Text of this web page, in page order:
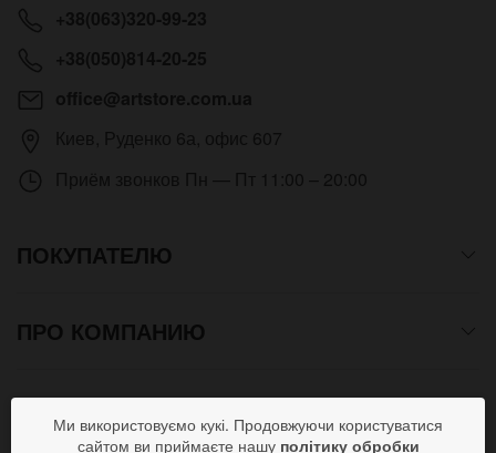
ПОКУПАТЕЛЮ
ПРО КОМПАНИЮ
СПОСОБЫ ОПЛАТЫ
Ми використовуємо кукі. Продовжуючи користуватися
сайтом ви приймаєте нашу політику обробки